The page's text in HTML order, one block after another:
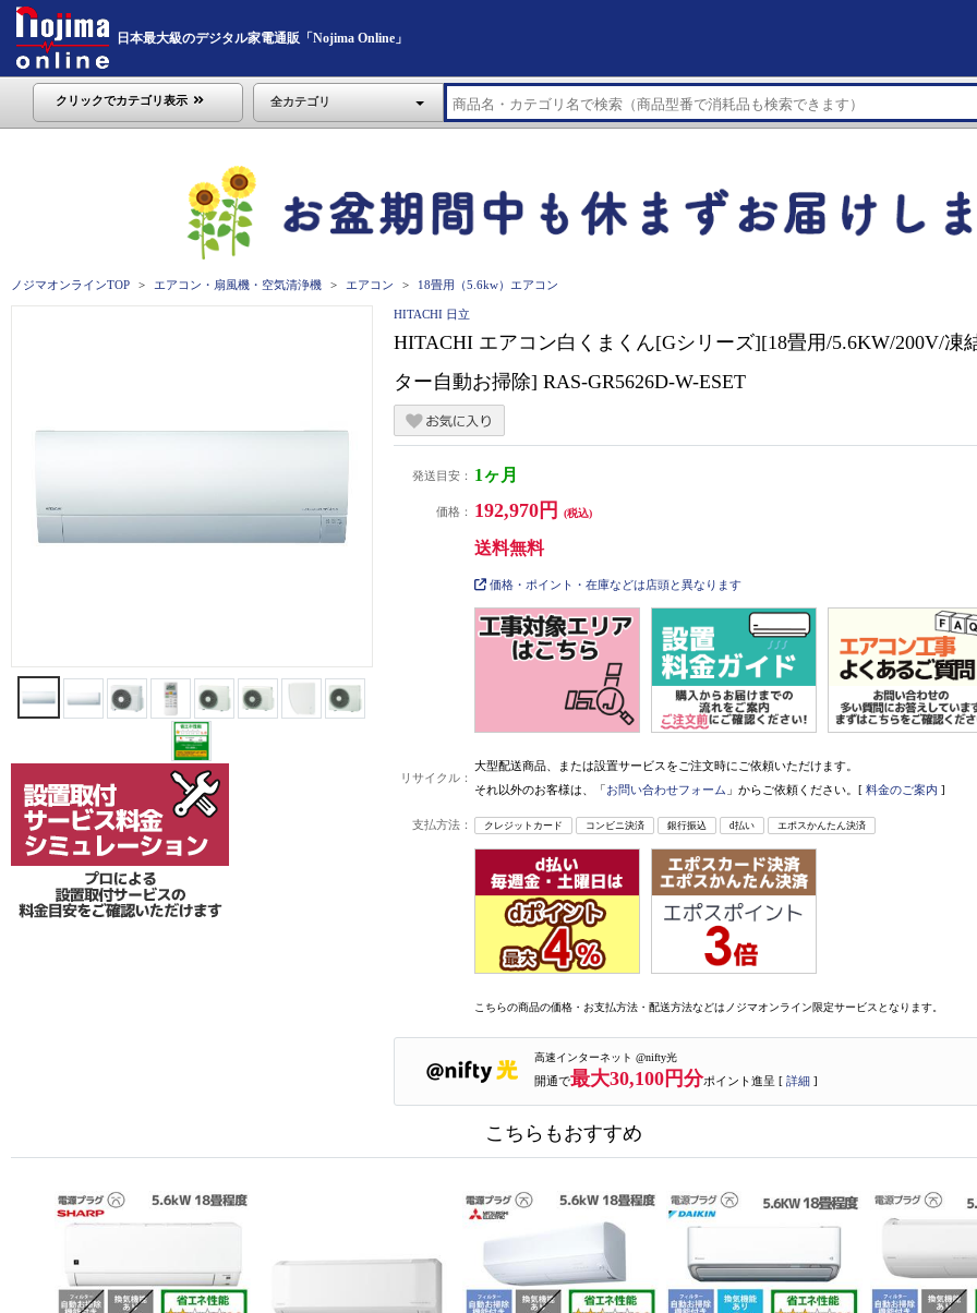
日本最大級のデジタル家電通販「Nojima Online」
クリックでカテゴリ表示 全カテゴリ
ノジマオンラインTOP エアコン・扇風機・空気清浄機 エアコン 18畳用（5.6kw）エアコン
HITACHI 日立
HITACHI エアコン白くまくん[Gシリーズ][18畳用/5.6KW/200V/凍
ター自動お掃除] RAS-GR5626D-W-ESET
発送目安： 1ヶ月
価格： 192,970円 (税込)
送料無料
価格・ポイント・在庫などは店頭と異なります
リサイクル：
大型配送商品、または設置サービスをご注文時にご依頼いただけます。
それ以外のお客様は、「お問い合わせフォーム 」からご依頼ください。[ 料金のご案内 ]
支払方法： クレジットカード コンビニ決済 銀行振込 d払い エポスかんたん決済
こちらの商品の価格・お支払方法・配送方法などはノジマオンライン限定サービスとなります。
高速インターネット @nifty光
開通で最大30,100円分ポイント進呈 [ 詳細 ]
こちらもおすすめ